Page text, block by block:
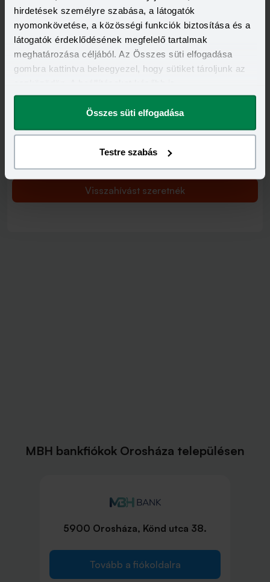
hirdetések személyre szabása, a látogatók
nyomonkövetése, a közösségi funkciók biztosítása és a
látogatók érdeklődésének megfelelő tartalmak
meghatározása céljából. Az Összes süti elfogadása
gombra kattintva beleegyezel, hogy sütiket tároljunk az
megváltoztathatod.
Összes süti elfogadása
Testre szabás
Visszahívást szeretnék
Minősített Fogyasztóbarát Személyi Hitel
KEDVEZMÉNY FELTÉTELEI
Minimum munkaviszony:
Minimum jövedelem:
350 000 Ft
Visszahívást szeretnék
MBH bankfiókok Orosháza településen
5900 Orosháza, Könd utca 38.
Tovább a fiókoldalra